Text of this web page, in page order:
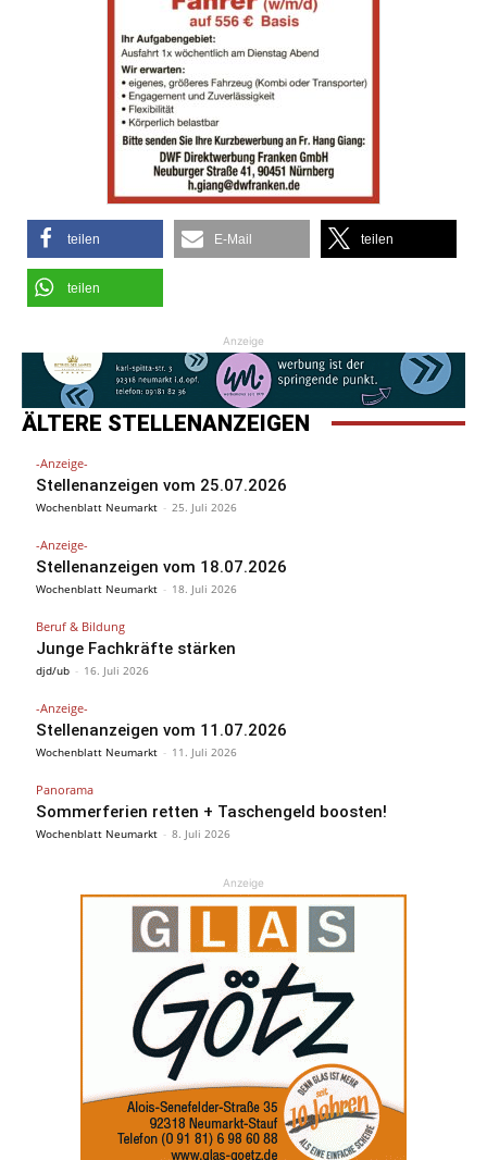
teilen E-Mail teilen
teilen
Anzeige
ÄLTERE STELLENANZEIGEN
-Anzeige-
Stellenanzeigen vom 25.07.2026
Wochenblatt Neumarkt - 25. Juli 2026
-Anzeige-
Stellenanzeigen vom 18.07.2026
Wochenblatt Neumarkt - 18. Juli 2026
Beruf & Bildung
Junge Fachkräfte stärken
djd/ub - 16. Juli 2026
-Anzeige-
Stellenanzeigen vom 11.07.2026
Wochenblatt Neumarkt - 11. Juli 2026
Panorama
Sommerferien retten + Taschengeld boosten!
Wochenblatt Neumarkt - 8. Juli 2026
Anzeige